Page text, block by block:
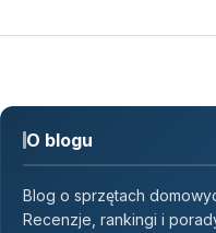
O blogu
Blog o sprzętach
Recenzje, rankingi i